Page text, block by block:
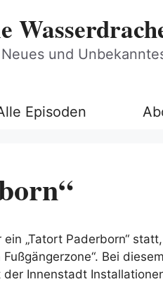
und
Episoden
„Tatort Paderborn“
Bei
Innenstadt